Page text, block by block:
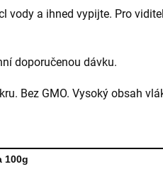
vody a ihned vypijte. Pro
doporučenou dávku.
Bez GMO. Vysoký obsah
100g